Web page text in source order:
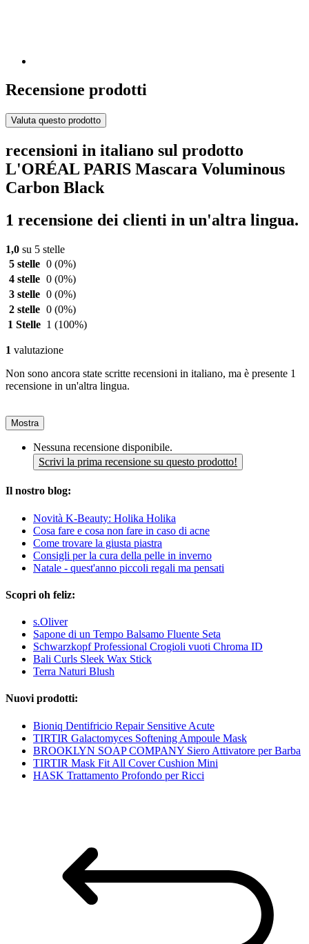
Recensione prodotti
Valuta questo prodotto
recensioni in italiano sul prodotto
L'ORÉAL PARIS Mascara Voluminous
Carbon Black
1 recensione dei clienti in un'altra lingua.
1,0 su 5 stelle
5 stelle 0 (0%)
4 stelle 0 (0%)
3 stelle 0 (0%)
2 stelle 0 (0%)
1 Stelle 1 (100%)
1 valutazione
Non sono ancora state scritte recensioni in italiano, ma è presente 1
recensione in un'altra lingua.
Mostra
Nessuna recensione disponibile.
Scrivi la prima recensione su questo prodotto!
Il nostro blog:
Novità K-Beauty: Holika Holika
Cosa fare e cosa non fare in caso di acne
Come trovare la giusta piastra
Consigli per la cura della pelle in inverno
Natale - quest'anno piccoli regali ma pensati
Scopri oh feliz:
s.Oliver
Sapone di un Tempo Balsamo Fluente Seta
Schwarzkopf Professional Crogioli vuoti Chroma ID
Bali Curls Sleek Wax Stick
Terra Naturi Blush
Nuovi prodotti:
Bioniq Dentifricio Repair Sensitive Acute
TIRTIR Galactomyces Softening Ampoule Mask
BROOKLYN SOAP COMPANY Siero Attivatore per Barba
TIRTIR Mask Fit All Cover Cushion Mini
HASK Trattamento Profondo per Ricci